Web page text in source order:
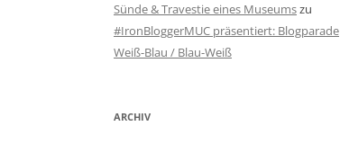
Sünde & Travestie eines Museumszu
#IronBloggerMUC präsentiert: Blogparade
Weiß-Blau / Blau-Weiß
ARCHIV